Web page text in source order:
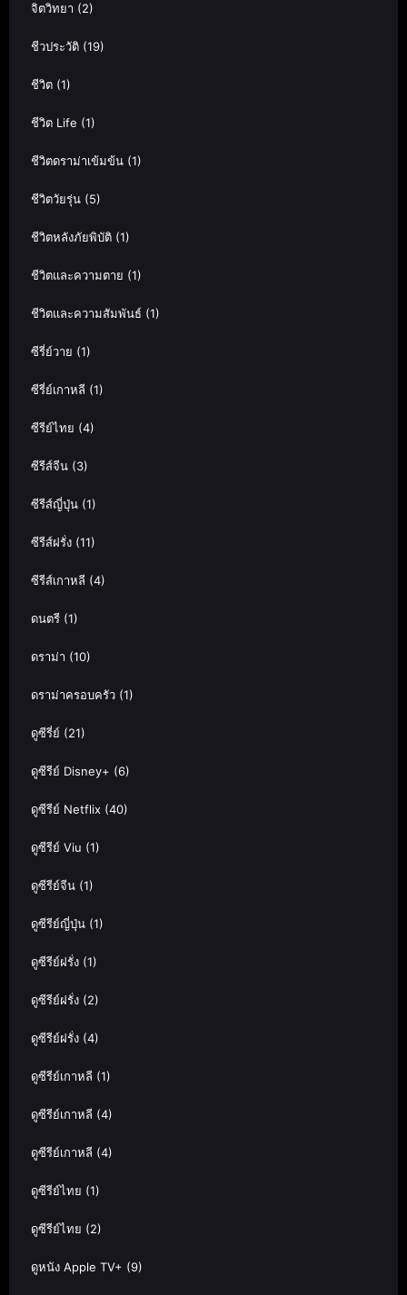
จิตวิทยา (2)
ชีวประวัติ (19)
ชีวิต (1)
ชีวิต Life (1)
ชีวิตดราม่าเข้มข้น (1)
ชีวิตวัยรุ่น (5)
ชีวิตหลังภัยพิบัติ (1)
ชีวิตและความตาย (1)
ชีวิตและความสัมพันธ์ (1)
ซีรี่ย์วาย (1)
ซีรี่ย์เกาหลี (1)
ซีรีย์ไทย (4)
ซีรีส์จีน (3)
ซีรีส์ญี่ปุ่น (1)
ซีรีส์ฝรั่ง (11)
ซีรีส์เกาหลี (4)
ดนตรี (1)
ดราม่า (10)
ดราม่าครอบครัว (1)
ดูซีรี่ย์ (21)
ดูซีรีย์ Disney+ (6)
ดูซีรีย์ Netflix (40)
ดูซีรีย์ Viu (1)
ดูซีรีย์จีน (1)
ดูซีรีย์ญี่ปุ่น (1)
ดูซีรีย์ฝรั่ง (1)
ดูซีรีย์ฝรั่ง (2)
ดูซีรีย์ฝรั่ง (4)
ดูซีรีย์เกาหลี (1)
ดูซีรีย์เกาหลี (4)
ดูซีรีย์เกาหลี (4)
ดูซีรีย์ไทย (1)
ดูซีรีย์ไทย (2)
ดูหนัง Apple TV+ (9)